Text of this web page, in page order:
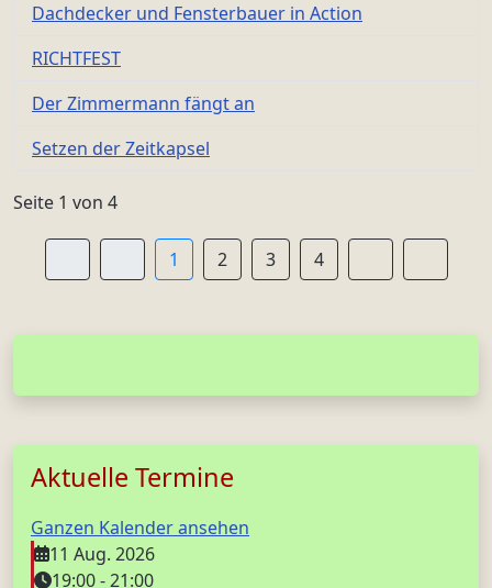
Dachdecker und Fensterbauer in Action
RICHTFEST
Der Zimmermann fängt an
Setzen der Zeitkapsel
Seite 1 von 4
1 2 3 4
Aktuelle Termine
Ganzen Kalender ansehen
11 Aug. 2026
19:00-21:00